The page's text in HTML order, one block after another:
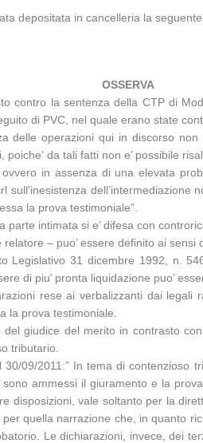
depositata in cancelleria la
OSSERVA
contro la sentenza della CTP di
di PVC, nel quale erano state
delle operazioni qui in discorso
da tali fatti non e’ possibile
in assenza di una elevata
la prova testimoniale”.
intimata si e’ difesa con
– puo’ essere definito ai sensi
Legislativo 31 dicembre 1992, n.
di piu’ pronta liquidazione puo’
rese ai verbalizzanti dai
la prova testimoniale.
giudice del merito in contrasto
tributario.
09/2011:” In tema di contenzioso
ammessi il giuramento e la
disposizioni, vale soltanto per la
quella narrazione che, in quanto
Le dichiarazioni, invece, dei